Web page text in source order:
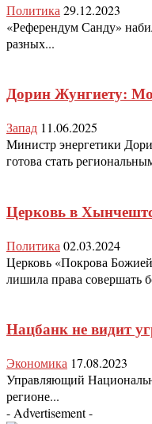
Политика 29.12.2023
«Референдум Санду»
разных...
Дорин Жунгиету:
Запад 11.06.2025
Министр энергетики
готова стать
Церковь в
Политика 02.03.2024
Церковь «Покрова
лишила права совершать
Нацбанк не видит
Экономика 17.08.2023
Управляющий
регионе...
- Advertisement -